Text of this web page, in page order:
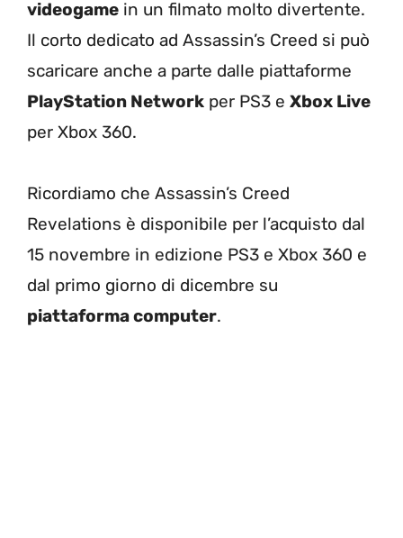
videogame in un filmato molto divertente.
Il corto dedicato ad Assassin’s Creed si può
scaricare anche a parte dalle piattaforme
PlayStation Network per PS3 e Xbox Live
per Xbox 360.
Ricordiamo che Assassin’s Creed
Revelations è disponibile per l’acquisto dal
15 novembre in edizione PS3 e Xbox 360 e
dal primo giorno di dicembre su
piattaforma computer.